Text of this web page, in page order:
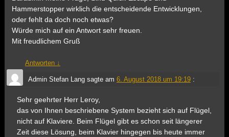
Hammerstopper wirklich die entscheidende Entwicklungen,
oder fehlt da doch noch etwas?
Würde mich auf ein Antwort sehr freuen.
Mit freudlichem Gruß
Antworten ↓
Admin Stefan Langsagte am 6. August 2018 um 19:19 :
Sehr geehrter Herr Leroy,
das von Ihnen beschriebene System bezieht sich auf Flügel,
nicht auf Klaviere. Beim Flügel gibt es schon seit längerer
Zeit diese Lösung, beim Klavier hingegen bis heute immer